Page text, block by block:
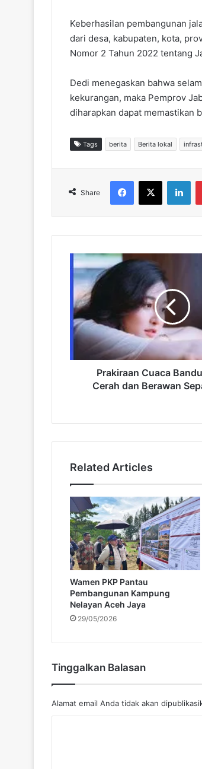
Keberhasilan pembangunan
dari desa, kabupaten, kota,
Nomor 2 Tahun 2022 tentang
Dedi menegaskan bahwa
kekurangan, maka Pemprov
diharapkan dapat memastikan
Tags berita Berita lokal
Share
P
a
n
a
d
u
n
H
a
r
i
I
n
i
C
e
a
d
a
B
Prakiraan Cuaca
Cerah dan Berawan
Related Articles
Wamen PKP Pantau
Pembangunan Kampung
Nelayan Aceh Jaya
29/05/2026
Tinggalkan Balasan
Alamat email Anda tidak akan